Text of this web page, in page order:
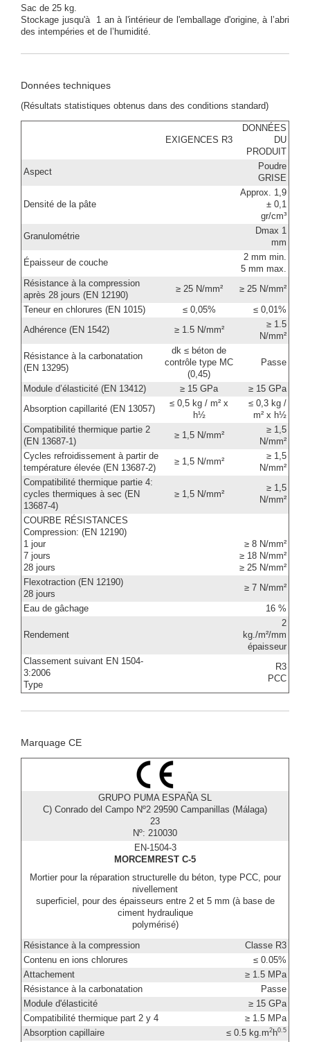
Sac de 25 kg.
Stockage jusqu'à 1 an à l'intérieur de l'emballage d'origine, à l’abri
des intempéries et de l’humidité.
Données techniques
(Résultats statistiques obtenus dans des conditions standard)
EXIGENCES R3
DONNÉES
DU
PRODUIT
Aspect
Poudre
GRISE
Densité de la pâte
Approx. 1,9
± 0,1
gr/cm³
Granulométrie
Dmax 1
mm
Épaisseur de couche
2 mm min.
5 mm max.
Résistance à la compression
après 28 jours (EN 12190)
≥ 25 N/mm² ≥ 25 N/mm²
Teneur en chlorures (EN 1015) ≤­ 0,05% ≤­ 0,01%
Adhérence (EN 1542) ≥ 1.5 N/mm²
≥ 1.5
N/mm²
Résistance à la carbonatation
(EN 13295)
dk ≤ béton de
contrôle type MC
(0,45)
Passe
Module d’élasticité (EN 13412) ≥ 15 GPa ≥ 15 GPa
Absorption capillarité (EN 13057)
≤ 0,5 kg / m² x
h½
≤ 0,3 kg /
m² x h½
Compatibilité thermique partie 2
(EN 13687-1)
≥ 1,5 N/mm²
≥ 1,5
N/mm²
Cycles refroidissement à partir de
température élevée (EN 13687-2)
≥ 1,5 N/mm²
≥ 1,5
N/mm²
Compatibilité thermique partie 4:
cycles thermiques à sec (EN
13687-4)
≥ 1,5 N/mm²
≥ 1,5
N/mm²
COURBE RÉSISTANCES
Compression: (EN 12190)
1 jour
7 jours
28 jours
≥ 8 N/mm²
≥ 18 N/mm²
≥ 25 N/mm²
Flexotraction (EN 12190)
28 jours
≥ 7 N/mm²
Eau de gâchage 16 %
Rendement
2
kg./m²/mm
épaisseur
Classement suivant EN 1504-
3:2006
Type
R3
PCC
Marquage CE
GRUPO PUMA ESPAÑA SL
C) Conrado del Campo Nº2 29590 Campanillas (Málaga)
23
Nº: 210030
EN-1504-3
MORCEMREST C-5
Mortier pour la réparation structurelle du béton, type PCC, pour
nivellement
superficiel, pour des épaisseurs entre 2 et 5 mm (à base de
ciment hydraulique
polymérisé)
Résistance à la compression
Classe R3
Contenu en ions chlorures
≤ 0.05%
Attachement
≥ 1.5 MPa
Résistance à la carbonatation
Passe
Module d'élasticité
≥ 15 GPa
Compatibilité thermique part 2 y 4
≥ 1.5 MPa
Absorption capillaire
≤ 0.5 kg.m2h0.5